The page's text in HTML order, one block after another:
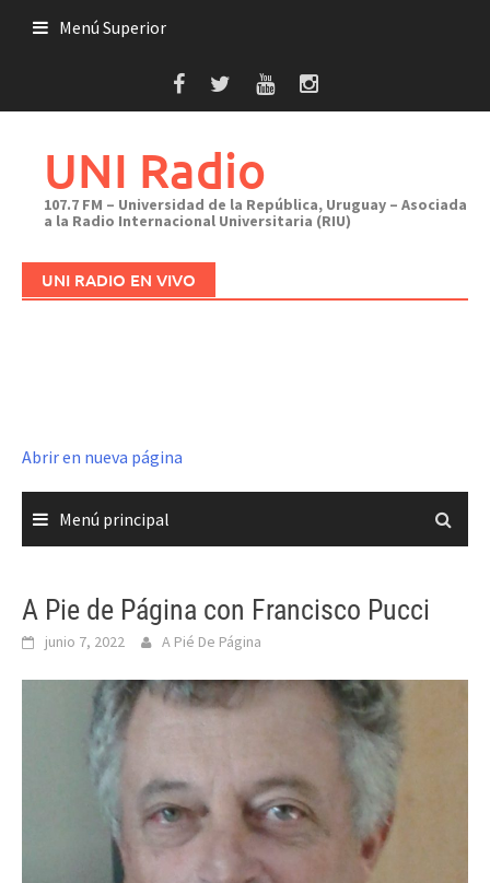
Menú Superior
UNI Radio
107.7 FM – Universidad de la República, Uruguay – Asociada
a la Radio Internacional Universitaria (RIU)
UNI RADIO EN VIVO
Abrir en nueva página
Menú principal
A Pie de Página con Francisco Pucci
junio 7, 2022 A Pié De Página